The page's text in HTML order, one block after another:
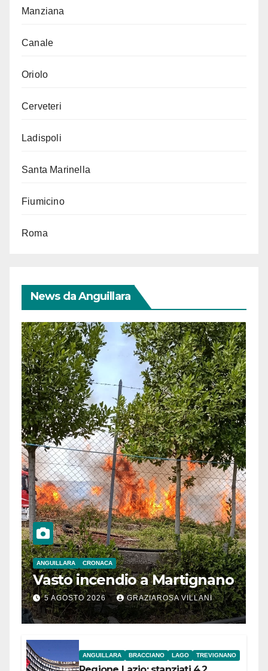
Manziana
Canale
Oriolo
Cerveteri
Ladispoli
Santa Marinella
Fiumicino
Roma
News da Anguillara
ANGUILLARA CRONACA
Vasto incendio a Martignano
5 AGOSTO 2026 GRAZIAROSA VILLANI
ANGUILLARA BRACCIANO LAGO TREVIGNANO